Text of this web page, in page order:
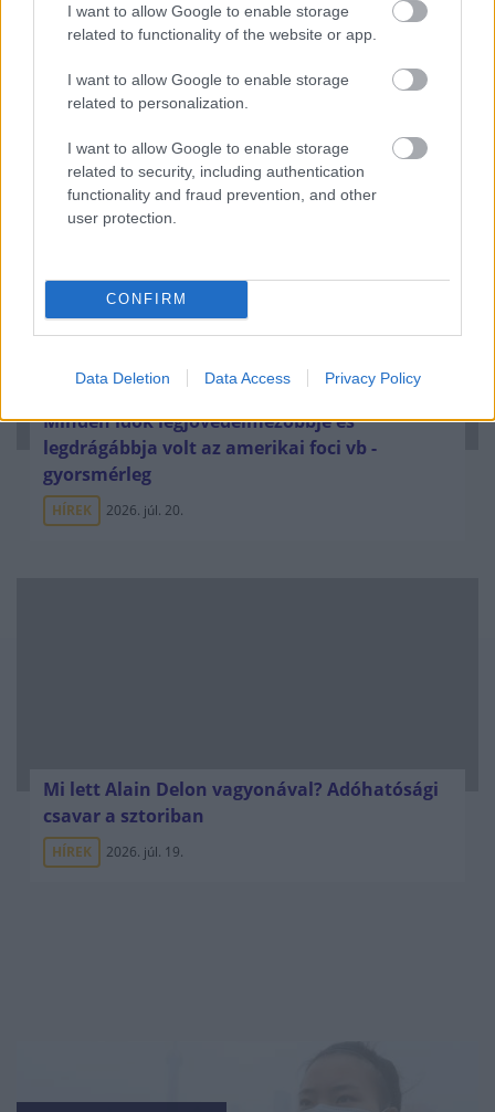
I want to allow Google to enable storage
related to functionality of the website or app.
I want to allow Google to enable storage
related to personalization.
I want to allow Google to enable storage
related to security, including authentication
functionality and fraud prevention, and other
user protection.
CONFIRM
Data Deletion Data Access Privacy Policy
Uniós források: íme a teendők, amelyek a
ELEMZÉSEK 2026. júl. 20.
Minden idők legjövedelmezőbbje és
legdrágábbja volt az amerikai foci vb -
gyorsmérleg
HÍREK 2026. júl. 20.
Mi lett Alain Delon vagyonával? Adóhatósági
csavar a sztoriban
HÍREK 2026. júl. 19.